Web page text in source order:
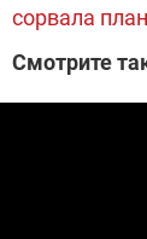
сорвала
Смотрите